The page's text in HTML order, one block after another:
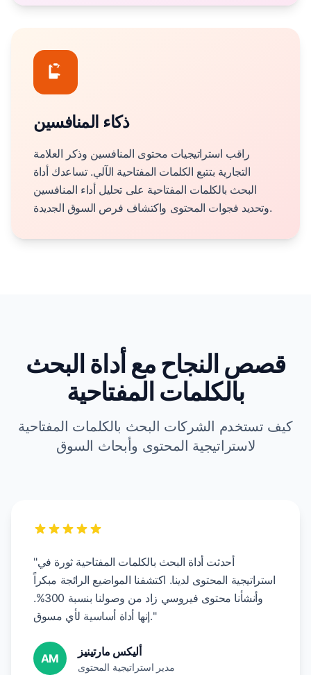
ذكاء المنافسين
راقب استراتيجيات محتوى المنافسين وذكر العلامة
التجارية بتتبع الكلمات المفتاحية الآلي. تساعدك أداة
البحث بالكلمات المفتاحية على تحليل أداء المنافسين
وتحديد فجوات المحتوى واكتشاف فرص السوق الجديدة.
قصص النجاح مع أداة البحث
بالكلمات المفتاحية
كيف تستخدم الشركات البحث بالكلمات المفتاحية
لاستراتيجية المحتوى وأبحاث السوق
"أحدثت أداة البحث بالكلمات المفتاحية ثورة في
استراتيجية المحتوى لدينا. اكتشفنا المواضيع الرائجة مبكراً
وأنشأنا محتوى فيروسي زاد من وصولنا بنسبة 300%.
إنها أداة أساسية لأي مسوق."
AM أليكس مارتينيز
مدير استراتيجية المحتوى